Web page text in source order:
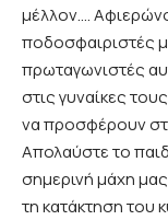
μέλλον….
ποδοσφαιριστές
πρωταγωνιστές
στις γυναίκες
να προσφέρουν
Απολαύστε το
σημερινή μάχη
τη κατάκτηση του